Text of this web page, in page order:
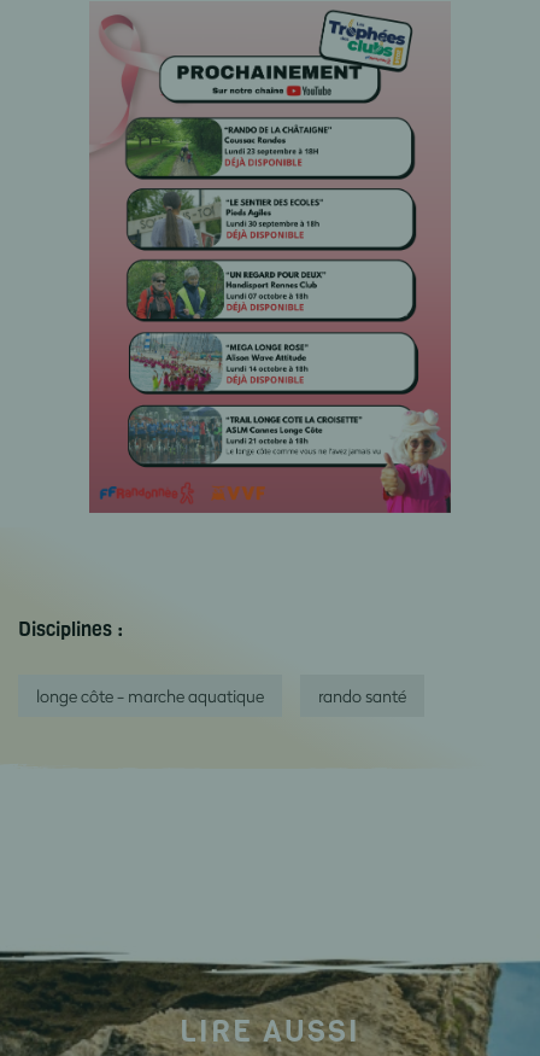
Disciplines :
longe côte - marche aquatique rando santé
LIRE AUSSI